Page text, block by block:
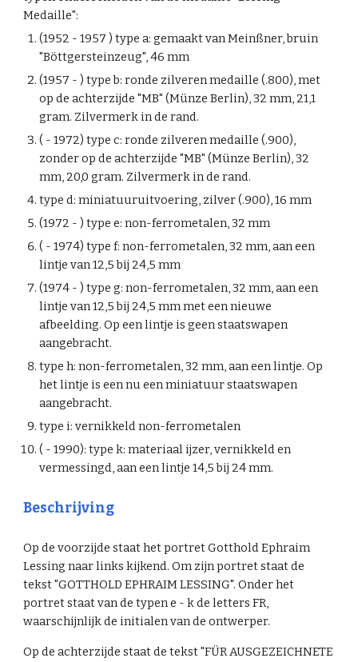
Medaille":
(1952 - 1957 )type a: gemaakt van Meinßner, bruin
"Böttgersteinzeug", 46 mm
(1957 - ) type b: ronde zilveren medaille (.800), met
op de achterzijde "MB" (Münze Berlin), 32 mm, 21,1
gram. Zilvermerk in de rand.
( - 1972) type c:ronde zilveren medaille (.900),
zonder op de achterzijde "MB" (Münze Berlin), 32
mm, 20,0 gram. Zilvermerk in de rand.
type d: miniatuuruitvoering, zilver (.900), 16 mm
(1972 - ) type e: non-ferrometalen, 32 mm
( - 1974) type f:non-ferrometalen, 32 mm, aan een
lintje van 12,5 bij 24,5 mm
(1974 - ) type g:non-ferrometalen, 32 mm, aan een
lintje van 12,5 bij 24,5 mm met eennieuwe
afbeelding. Op een lintje is geen staatswapen
aangebracht.
type h:non-ferrometalen, 32 mm, aan een lintje. Op
het lintje is een nu een miniatuur staatswapen
aangebracht.
type i: vernikkeld non-ferrometalen
( - 1990): type k: materiaal ijzer, vernikkeld en
vermessingd, aan een lintje 14,5 bij 24 mm.
Beschrijving
Op de voorzijde staat het portretGotthold Ephraim
Lessing naar links kijkend. Om zijn portret staat de
tekst "GOTTHOLD EPHRAIM LESSING". Onderhet
portret staat van de typen e - k de letters FR,
waarschijnlijk de initialen van de ontwerper.
Op de achterzijde staat de tekst "FÜR AUSGEZEICHNETE